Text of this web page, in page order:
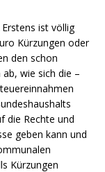
ist völlig
Kürzungen oder
den schon
wie sich die –
die Rechte und
geben kann und
Kürzungen